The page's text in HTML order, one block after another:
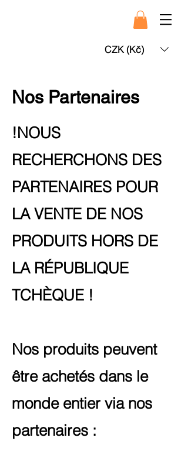
CZK (Kč)
Nos Partenaires
!NOUS
RECHERCHONS DES
PARTENAIRES POUR
LA VENTE DE NOS
PRODUITS HORS DE
LA RÉPUBLIQUE
TCHÈQUE !
Nos produits peuvent
être achetés dans le
monde entier via nos
partenaires :